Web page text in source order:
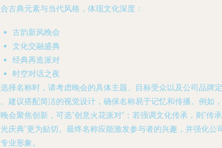
古典元素与当代风格，体现文化深度：
古韵新风晚会
文化交融盛典
经典再造派对
时空对话之夜
择名称时，请考虑晚会的具体主题、目标受众以及公司品牌定
建议搭配简洁的视觉设计，确保名称易于记忆和传播。例如，
会聚焦创新，可选“创意火花派对”；若强调文化传承，则“传承
庆典”更为贴切。最终名称应能激发参与者的兴趣，并强化公
业形象。